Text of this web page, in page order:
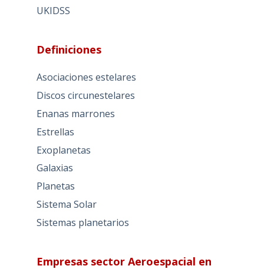
UKIDSS
Definiciones
Asociaciones estelares
Discos circunestelares
Enanas marrones
Estrellas
Exoplanetas
Galaxias
Planetas
Sistema Solar
Sistemas planetarios
Empresas sector Aeroespacial en